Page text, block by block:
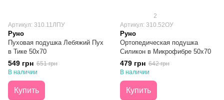
Артикул: 310.11ЛПУ
Руно
Пуховая подушка Лебяжий Пух
в Тике 50х70
549 грн 651 грн
В наличии
Купить
2
Артикул: 310.52ОУ
Руно
Ортопедическая подушка
Силикон в Микрофибре 50х70
479 грн 642 грн
В наличии
Купить